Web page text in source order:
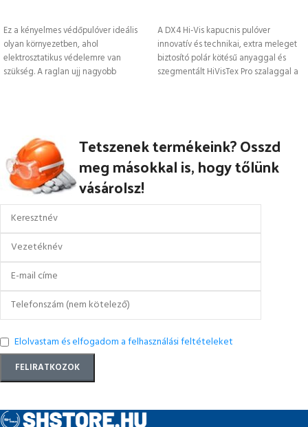
Ez a kényelmes védőpulóver ideális
olyan környezetben, ahol
elektrosztatikus védelemre van
szükség. A raglan ujj nagyobb
A DX4 Hi-Vis kapucnis pulóver
innovatív és technikai, extra meleget
biztosító polár kötésű anyaggal és
szegmentált HiVisTex Pro szalaggal a
Tetszenek termékeink? Osszd
meg másokkal is, hogy tőlünk
vásárolsz!
Elolvastam és elfogadom a felhasználási feltételeket